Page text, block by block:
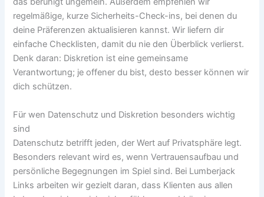
regelmäßige, kurze Sicherheits-Check-ins, bei denen du
deine Präferenzen aktualisieren kannst. Wir liefern dir
einfache Checklisten, damit du nie den Überblick verlierst.
Denk daran: Diskretion ist eine gemeinsame
Verantwortung; je offener du bist, desto besser können wir
dich schützen.
Für wen Datenschutz und Diskretion besonders wichtig
sind
Datenschutz betrifft jeden, der Wert auf Privatsphäre legt.
Besonders relevant wird es, wenn Vertrauensaufbau und
persönliche Begegnungen im Spiel sind. Bei Lumberjack
Links arbeiten wir gezielt daran, dass Klienten aus allen